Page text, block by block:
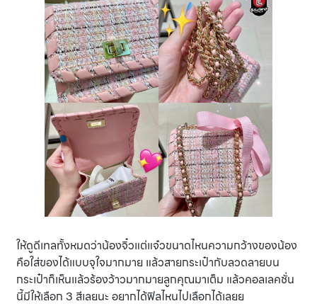
ให้ดูดีเทลทั้งหมดว่าน้องจิ๋วแต่แจ๋วขนาดไหนความกว้างของน้อง
คือใส่ของได้แบบจุใจมากมาย แล้วสายกระเป๋ากับลวดลายบน
กระเป๋าก็เห็นแล้วร้องว้าวมากมายลูกคุณมาเต็ม แล้วคอลเลคชั่น
นี้มีให้เลือก 3 สีเลยนะ อยากได้ฟิลไหนไปเลือกได้เลยย